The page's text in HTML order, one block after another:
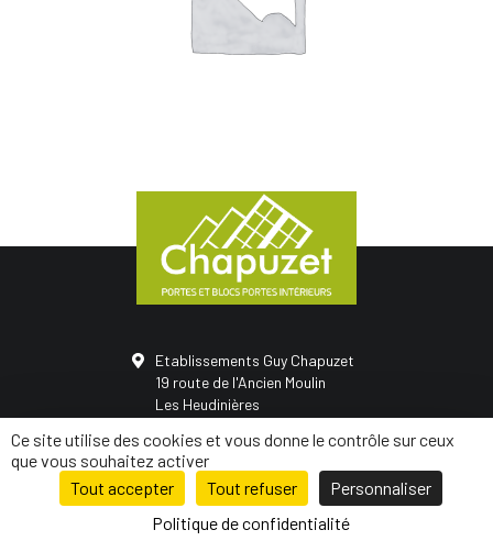
Etablissements Guy Chapuzet
19 route de l'Ancien Moulin
Les Heudinières
02 31 68 05 21
© Conception Mediapilote Normandie Mentions légales
Politique de
confidentialité-Plan de site
Ce site utilise des cookies et vous donne le contrôle sur ceux
que vous souhaitez activer
Tout accepter
Tout refuser
Personnaliser
Politique de confidentialité